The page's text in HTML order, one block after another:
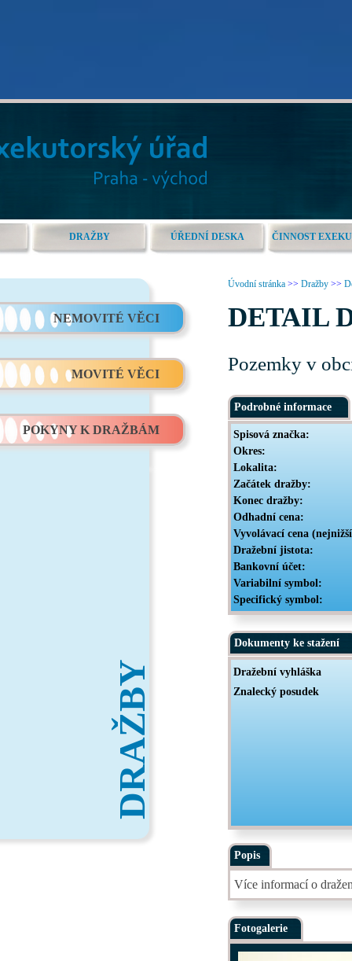
DRAŽBY ÚŘEDNÍ DESKA ČINNOST
NEMOVITÉ VĚCI
MOVITÉ VĚCI
POKYNY K DRAŽBÁM
DRAŽBY
Úvodní stránka >> Dražby >>
DETAIL
Pozemky v
Podrobné informace
Spisová značka:
Okres:
Lokalita:
Začátek dražby:
Konec dražby:
Odhadní cena:
Vyvolávací cena
Dražební jistota:
Bankovní účet:
Variabilní symbol:
Specifický symbol:
Dokumenty ke stažení
Dražební vyhláška
Znalecký posudek
Popis
Více informací o
Fotogalerie